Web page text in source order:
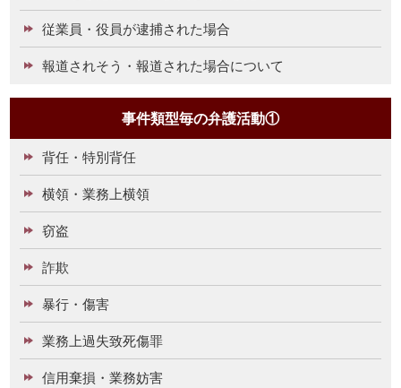
従業員・役員が逮捕された場合
報道されそう・報道された場合について
事件類型毎の弁護活動①
背任・特別背任
横領・業務上横領
窃盗
詐欺
暴行・傷害
業務上過失致死傷罪
信用棄損・業務妨害